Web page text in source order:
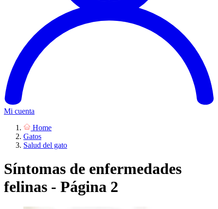
Mi cuenta
Home
Gatos
Salud del gato
Síntomas de enfermedades
felinas - Página 2